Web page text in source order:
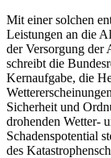
Mit einer solchen
Leistungen an die
der Versorgung der
schreibt die
Kernaufgabe, die
Sicherheit und
drohenden Wetter-
Schadenspotential
des